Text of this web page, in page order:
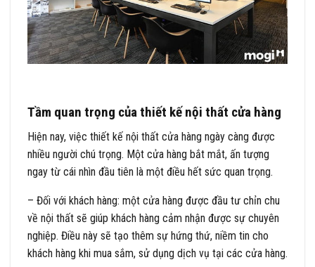
Tầm quan trọng của thiết kế nội thất cửa hàng
Hiện nay, việc thiết kế nội thất cửa hàng ngày càng được
nhiều người chú trọng. Một cửa hàng bắt mắt, ấn tượng
ngay từ cái nhìn đầu tiên là một điều hết sức quan trọng.
– Đối với khách hàng: một cửa hàng được đầu tư chỉn chu
về nội thất sẽ giúp khách hàng cảm nhận được sự chuyên
nghiệp. Điều này sẽ tạo thêm sự hứng thứ, niềm tin cho
khách hàng khi mua sắm, sử dụng dịch vụ tại các cửa hàng.